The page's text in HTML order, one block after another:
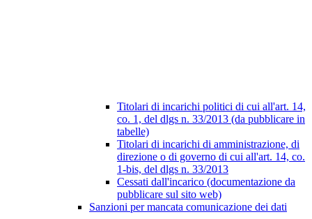
Titolari di incarichi politici di cui all'art. 14,
co. 1, del dlgs n. 33/2013 (da pubblicare in
tabelle)
Titolari di incarichi di amministrazione, di
direzione o di governo di cui all'art. 14, co.
1-bis, del dlgs n. 33/2013
Cessati dall'incarico (documentazione da
pubblicare sul sito web)
Sanzioni per mancata comunicazione dei dati